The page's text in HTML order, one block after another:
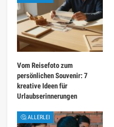
Vom Reisefoto zum
persönlichen Souvenir: 7
kreative Ideen für
Urlaubserinnerungen
🤔 ALLERLEI